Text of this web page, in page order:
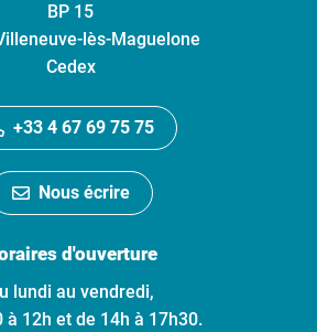
BP 15
lès-Maguelone
Cedex
+33 4 67 69 75 75
Nous écrire
d'ouverture
lundi au vendredi,
à 12h et de 14h à 17h30.